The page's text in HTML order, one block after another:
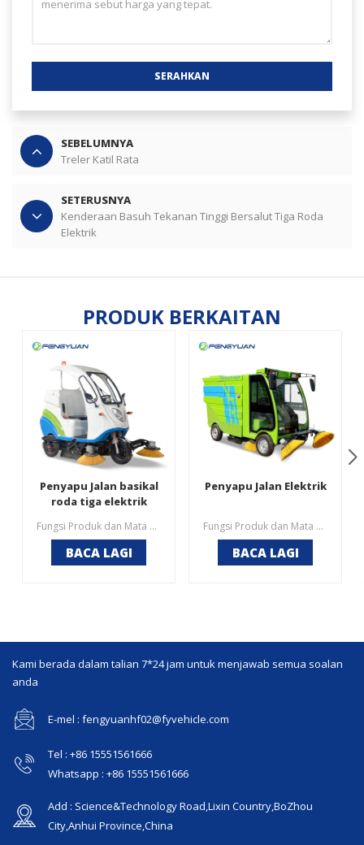
SERAHKAN
SEBELUMNYA
Treler Katil Rata
SETERUSNYA
Kenderaan Basuh Tekanan Tinggi Bersalut Tiga Roda
Elektrik
PRODUK BERKAITAN
Penyapu Jalan basikal
roda tiga elektrik
Fungsi Produk dan Mata Pegangan 1. Debu, pasir, batu, daun, dahan, pepejal terampai, botol rokok dan minuman, bolt dan nat, dan sistem pemercik boleh dibersihkan untuk mengelakkan habuk;2. Dilengkapi dengan antara muka bekalan air pili air, kelajuan bekalan air adalah pantas, dan pemadam kebakaran perbandaran di sepanjang jalan boleh digunakan pada bila-bila masa;3. Ia dilengkapi dengan kipas elektrik jenis siling, yang boleh berputar ke kiri dan kanan, depan dan belakang, dan dilengkapi dengan peranti mula dan berhenti tanpa kuasa;4. Reka bentuk manusiawi, meja kerja operasi mudah difahami.
BACA LAGI
Penyapu Jalan Elektrik
Fungsi Produk dan Mata Pegangan 1,Kabin tertutup sepenuhnya, berkaca dan lutsinar pada tiga bahagian, penglihatan baik untuk operasi pembersihan, penampilan sempurnaTong sampah standard 2,240L, mudah diganti, tidak perlu membuang sampah di stesen pemindahan, menjimatkan masa pergi dan balik dan kecekapan operasi yang lebih tinggi.3, Berus Empat Sisi + Operasi Berus Utama, Membersih lebih Bersih, semburan air di hadapan habuk, kipas sedut habuk selepas habuk, elakkan operasi habuk sekunder.4, Ia boleh menggantikan pembersihan kereta bahan api yang besar, kos penggunaan adalah 10% daripada bekas, kesan pembersihan adalah lebih baik.5, Bateri litium pilihan, ditambah penghawa dingin.
BACA LAGI
Kami berada dalam talian 7*24 jam untuk menjawab semua soalan
anda
E-mel : fengyuanhf02@fyvehicle.com
Tel : +86 15551561666
Whatsapp : +86 15551561666
Add : Science&Technology Road,Lixin Country,BoZhou
City,Anhui Province,China